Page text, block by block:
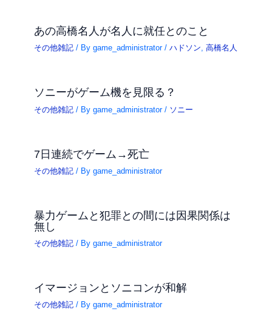
あの高橋名人が名人に就任とのこと
その他雑記 / Bygame_administrator/ハドソン,高橋名人
ソニーがゲーム機を見限る？
その他雑記 / Bygame_administrator/ ソニー
7日連続でゲーム→死亡
その他雑記 / Bygame_administrator
暴力ゲームと犯罪との間には因果関係は
無し
その他雑記 / Bygame_administrator
イマージョンとソニコンが和解
その他雑記 / Bygame_administrator